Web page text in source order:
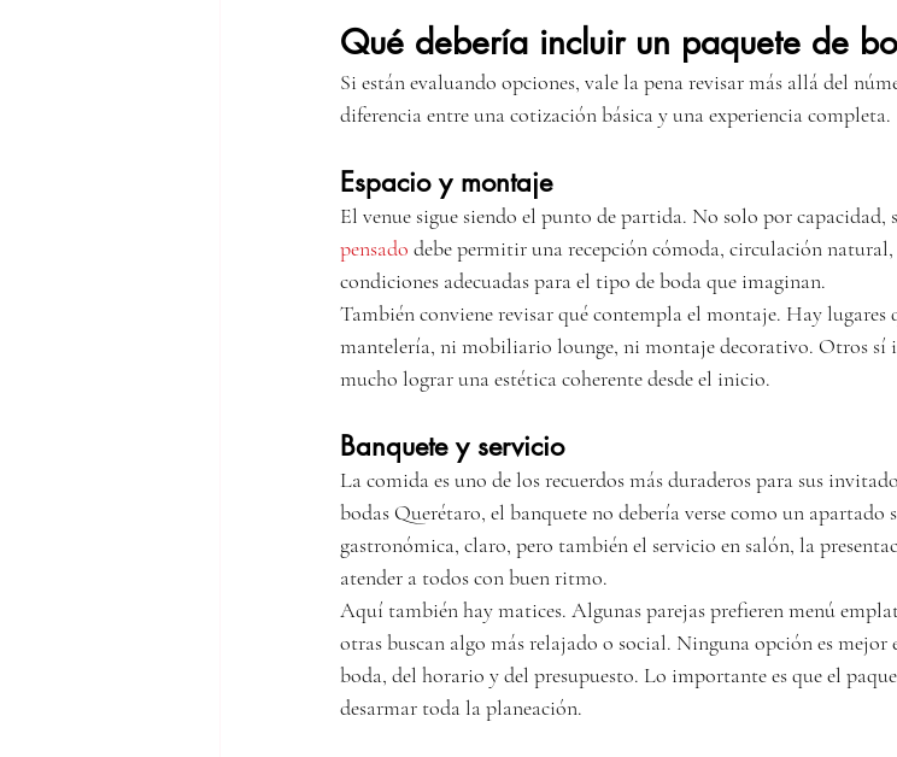
Qué debería incluir un paquete de
Si están evaluando opciones, vale la pena revisar más allá del
diferencia entre una cotización básica y una experiencia completa.
Espacio y montaje
El venue sigue siendo el punto de partida. No solo por
pensado debe permitir una recepción cómoda, circulación
condiciones adecuadas para el tipo de boda que imaginan.
También conviene revisar qué contempla el montaje. Hay lugares
mantelería, ni mobiliario lounge, ni montaje decorativo. Otros sí
mucho lograr una estética coherente desde el inicio.
Banquete y servicio
La comida es uno de los recuerdos más duraderos para sus
bodas Querétaro, el banquete no debería verse como un
gastronómica, claro, pero también el servicio en salón, la
atender a todos con buen ritmo.
Aquí también hay matices. Algunas parejas prefieren menú
otras buscan algo más relajado o social. Ninguna opción es
boda, del horario y del presupuesto. Lo importante es que el
desarmar toda la planeación.